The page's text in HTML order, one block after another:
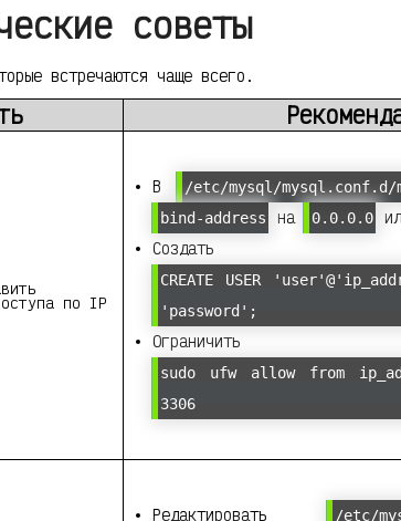
советы
встречаются чаще всего.
по IP
В /etc/mysql/mysql.conf.d/
bind-address на 0.0.0.0
Создать
CREATE USER
'password';
sudo ufw allow from
3306
Редактировать /etc/